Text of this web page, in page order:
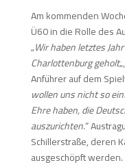
Am kommenden
Ü60 in die Rolle des
„Wir haben letztes
Charlottenburg geholt
Anführer auf dem
wollen uns nicht so
Ehre haben, die
auszurichten.“
Schillerstraße, deren
ausgeschöpft werden.